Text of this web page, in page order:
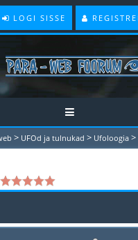
LOGI SISSE
> UFOd ja tulnukad > Ufoloogia >